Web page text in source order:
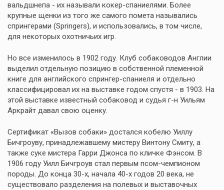
вальдшнепа - их называли кокер-спаниелями. Более
крупные щенки из того же самого помета назывались
спрингерами (Springers), и использовались, в том числе,
для некоторых охотничьих игр.
Но все изменилось в 1902 году. Клуб собаководов Англии
выделил отдельную позицию в собственной племенной
книге для английского спрингер-спаниеля и отдельно
классифицировал их на выставке годом спустя - в 1903. На
этой выставке известный собаковод и судья г-н Уильям
Аркрайт давал свою оценку.
Сертификат «Вызов собаки» достался кобелю Уиллу
Бичгроуву, принадлежавшему мистеру Винтону Смиту, а
также суке мистера Гарри Джонса по кличке Фэнсом. В
1906 году Уилл Бичгроув стал первым псом-чемпионом
породы. До конца 30-х, начала 40-х годов 20 века, не
существовало разделения на полевых и выставочных